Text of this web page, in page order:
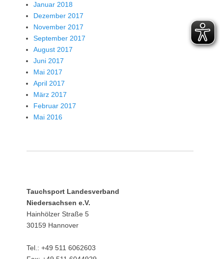
Januar 2018
Dezember 2017
November 2017
September 2017
August 2017
Juni 2017
Mai 2017
April 2017
März 2017
Februar 2017
Mai 2016
Tauchsport Landesverband
Niedersachsen e.V.
Hainhölzer Straße 5
30159 Hannover
Tel.: +49 511 6062603